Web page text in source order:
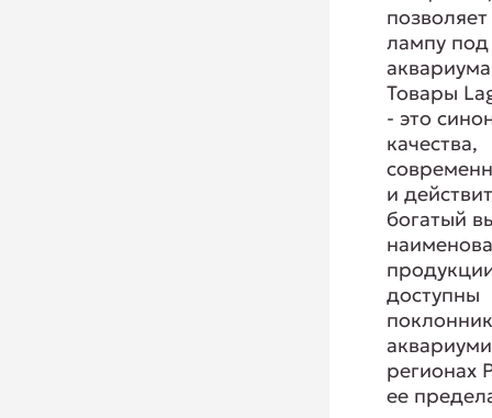
лампу
Товары
- это
качества,
и
богатый
доступны
регионах
ее